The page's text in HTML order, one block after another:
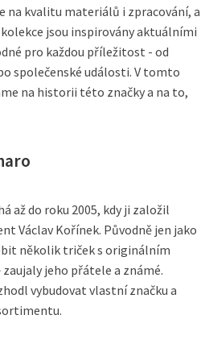
na kvalitu materiálů i zpracování, a
jsou inspirovány aktuálními
pro každou příležitost - od
společenské události. V tomto
na historii této značky a na to,
až do roku 2005, kdy ji založil
Václav Kořínek. Původně jen jako
několik triček s originálním
jeho přátele a známé.
vybudovat vlastní značku a